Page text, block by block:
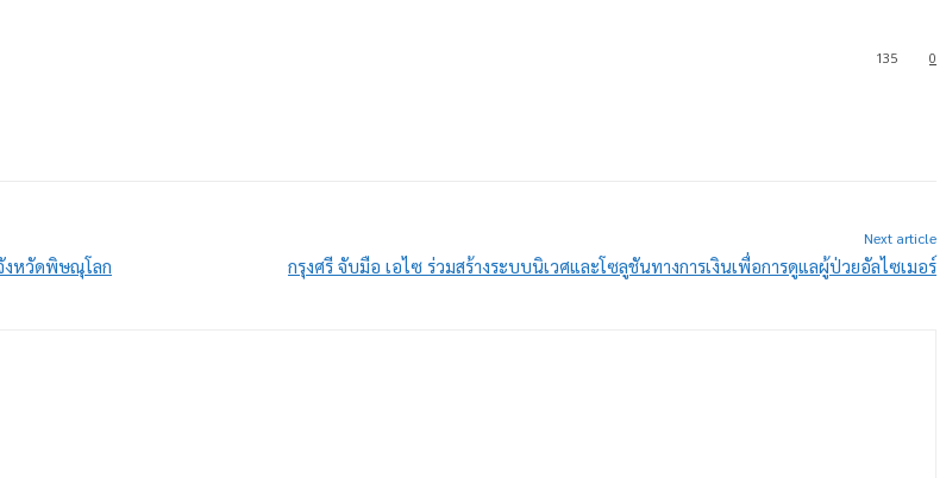
0
135
งหวัดพิษณุโลก
Next article
กรุงศรี จับมือ เอไซ ร่วมสร้างระบบนิเวศและโซลูชันทางการเงินเพื่อการดูแลผู้ป่วยอัลไซเมอร์